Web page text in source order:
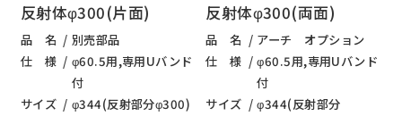
反射体φ300(片面)
品 名
別売部品
仕 様
φ60.5用,専用Uバンド
付
サイズ
φ344(反射部分φ300)
反射体φ300(両面)
品 名
アーチ オプション
仕 様
φ60.5用,専用Uバンド
付
サイズ
φ344(反射部分